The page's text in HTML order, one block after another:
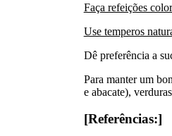
Faça refeições
Use temperos
Dê preferência a
Para manter um
e abacate),
[Referências:]